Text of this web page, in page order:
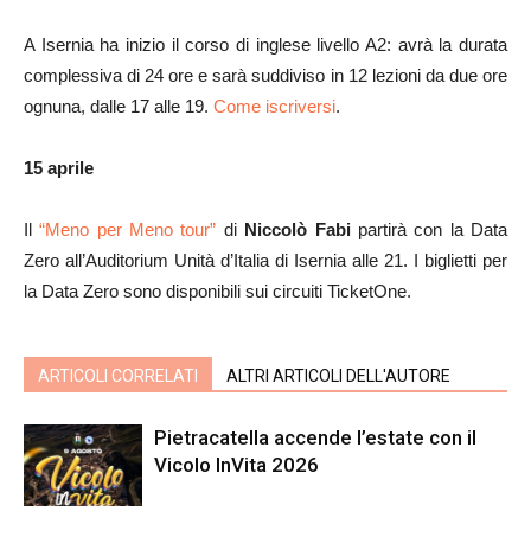
A Isernia ha inizio il corso di inglese livello A2: avrà la durata
complessiva di 24 ore e sarà suddiviso in 12 lezioni da due ore
ognuna, dalle 17 alle 19. Come iscriversi.
15 aprile
Il“Meno per Meno tour” di Niccolò Fabi partirà con la Data
Zero all’Auditorium Unità d’Italia di Isernia alle 21. I biglietti per
la Data Zero sono disponibili sui circuiti TicketOne.
ARTICOLI CORRELATI ALTRI ARTICOLI DELL'AUTORE
Pietracatella accende l’estate con il
Vicolo InVita 2026